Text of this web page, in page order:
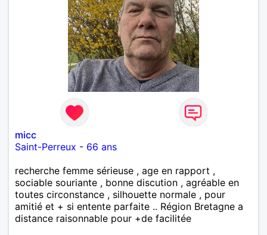
micc
Saint-Perreux - 66 ans
recherche femme sérieuse , age en rapport ,
sociable souriante , bonne discution , agréable en
toutes circonstance , silhouette normale , pour
amitié et + si entente parfaite .. Région Bretagne a
distance raisonnable pour +de facilitée